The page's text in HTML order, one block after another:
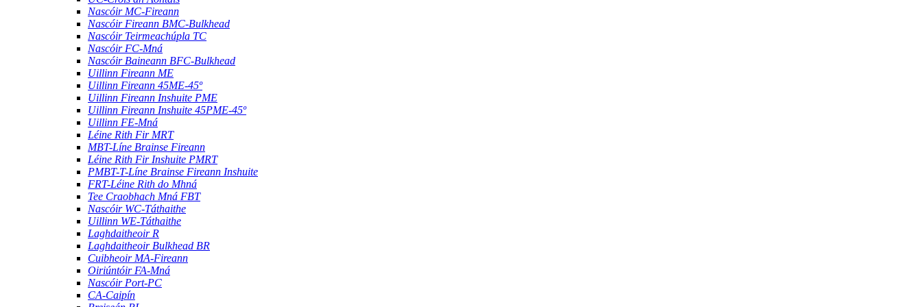
Nascóir MC-Fireann
Nascóir Fireann BMC-Bulkhead
Nascóir Teirmeachúpla TC
Nascóir FC-Mná
Nascóir Baineann BFC-Bulkhead
Uillinn Fireann ME
Uillinn Fireann 45ME-45º
Uillinn Fireann Inshuite PME
Uillinn Fireann Inshuite 45PME-45º
Uillinn FE-Mná
Léine Rith Fir MRT
MBT-Líne Brainse Fireann
Léine Rith Fir Inshuite PMRT
PMBT-T-Líne Brainse Fireann Inshuite
FRT-Léine Rith do Mhná
Tee Craobhach Mná FBT
Nascóir WC-Táthaithe
Uillinn WE-Táthaithe
Laghdaitheoir R
Laghdaitheoir Bulkhead BR
Cuibheoir MA-Fireann
Oiriúntóir FA-Mná
Nascóir Port-PC
CA-Caipín